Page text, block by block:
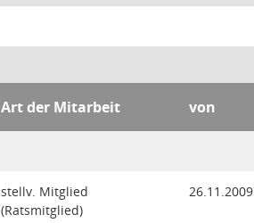
Art der Mitarbeit von
stellv. Mitglied
(Ratsmitglied)
26.11.2009